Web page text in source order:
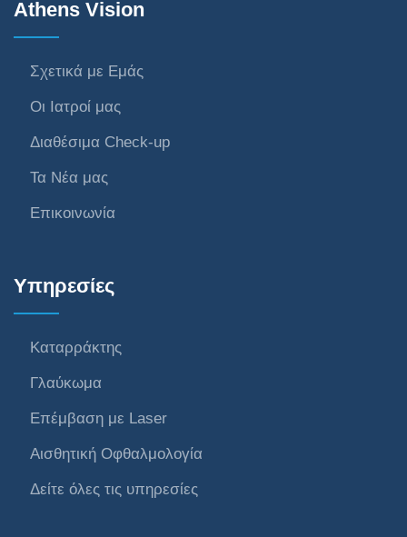
Athens Vision
Σχετικά με Εμάς
Οι Ιατροί μας
Διαθέσιμα Check-up
Τα Νέα μας
Επικοινωνία
Υπηρεσίες
Καταρράκτης
Γλαύκωμα
Επέμβαση με Laser
Αισθητική Οφθαλμολογία
Δείτε όλες τις υπηρεσίες